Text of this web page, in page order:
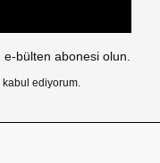
bülten abonesi olun.
kabul ediyorum.